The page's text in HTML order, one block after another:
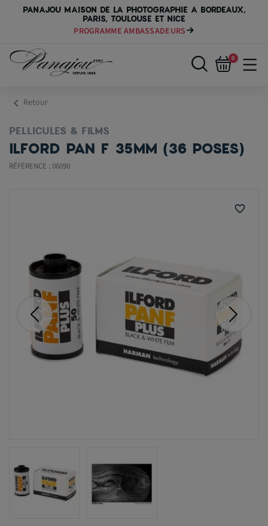
PANAJOU MAISON DE LA PHOTOGRAPHIE A BORDEAUX,
PARIS, TOULOUSE ET NICE
PAYER VOTRE MATÉRIEL JUSQU'EN 84 FOIS
0
chevron_left Retour
PELLICULES & FILMS
ILFORD PAN F 35MM (36 POSES)
RÉFÉRENCE : 06090
favorite_border